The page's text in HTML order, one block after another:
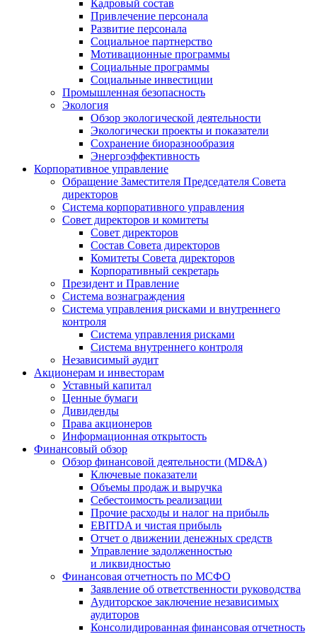
Кадровый состав
Привлечение персонала
Развитие персонала
Социальное партнерство
Мотивационные программы
Социальные программы
Социальные инвестиции
Промышленная безопасность
Экология
Обзор экологической деятельности
Экологически проекты и показатели
Сохранение биоразнообразия
Энергоэффективность
Корпоративное управление
Обращение Заместителя Председателя Совета
директоров
Система корпоративного управления
Совет директоров и комитеты
Совет директоров
Состав Совета директоров
Комитеты Совета директоров
Корпоративный секретарь
Президент и Правление
Система вознаграждения
Система управления рисками и внутреннего
контроля
Система управления рисками
Система внутреннего контроля
Независимый аудит
Акционерам и инвесторам
Уставный капитал
Ценные бумаги
Дивиденды
Права акционеров
Информационная открытость
Финансовый обзор
Обзор финансовой деятельности (MD&A)
Ключевые показатели
Объемы продаж и выручка
Себестоимость реализации
Прочие расходы и налог на прибыль
EBITDA и чистая прибыль
Отчет о движении денежных средств
Управление задолженностью
и ликвидностью
Финансовая отчетность по МСФО
Заявление об ответственности руководства
Аудиторское заключение независимых
аудиторов
Консолидированная финансовая отчетность